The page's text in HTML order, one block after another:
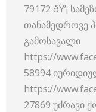
79172 ðŸ’¡
თანამედროვე
გამოსავალი
https://
58994
https://
27869 უძრავი